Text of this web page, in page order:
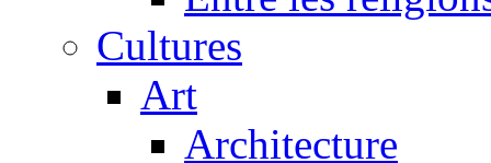
Cultures
Art
Architecture